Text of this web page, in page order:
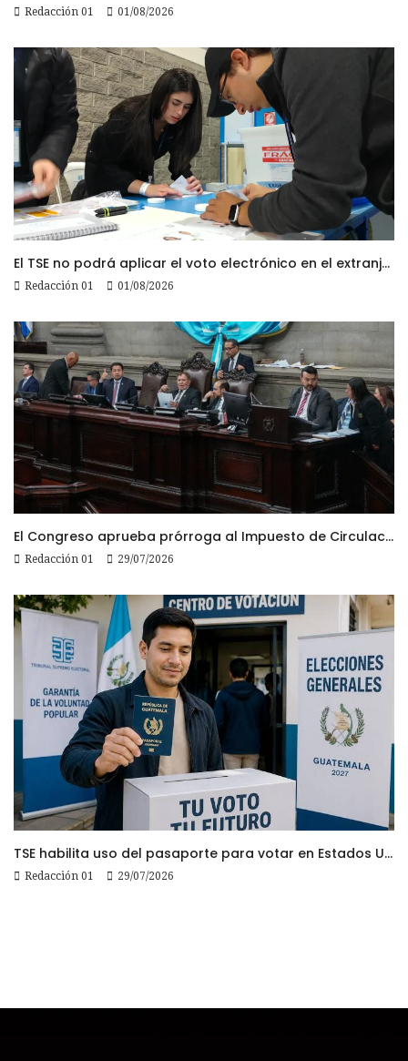
Redacción 01 01/08/2026
El TSE no podrá aplicar el voto electrónico en el extranjero, pese a la reciente actualización de su reglamento
Redacción 01 01/08/2026
El Congreso aprueba prórroga al Impuesto de Circulación 2026
Redacción 01 29/07/2026
TSE habilita uso del pasaporte para votar en Estados Unidos
Redacción 01 29/07/2026